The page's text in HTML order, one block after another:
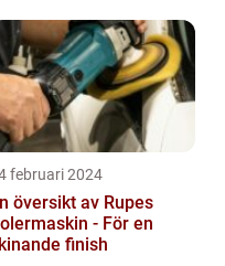
februari 2024
översikt av Rupes
- För en
finish